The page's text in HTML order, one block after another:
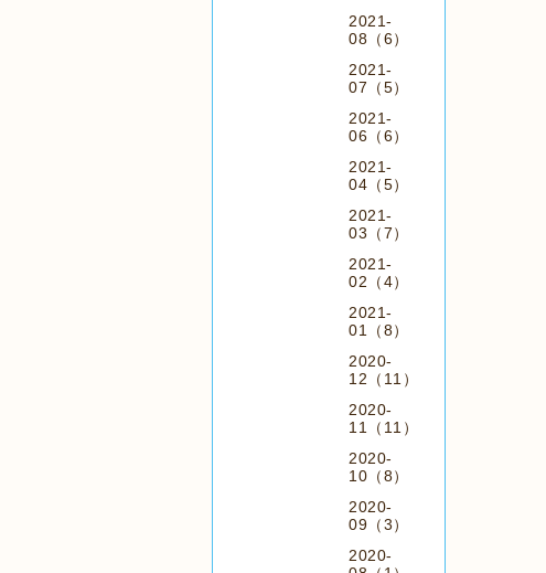
2021-
08（6）
2021-
07（5）
2021-
06（6）
2021-
04（5）
2021-
03（7）
2021-
02（4）
2021-
01（8）
2020-
12（11）
2020-
11（11）
2020-
10（8）
2020-
09（3）
2020-